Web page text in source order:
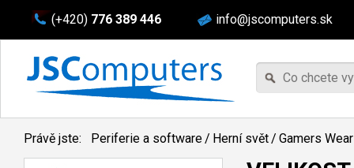
(+420) 776 389 446 info@jscomputers.sk
Právě jste: Periferie a software/ Herní svět/ Gamers Wear